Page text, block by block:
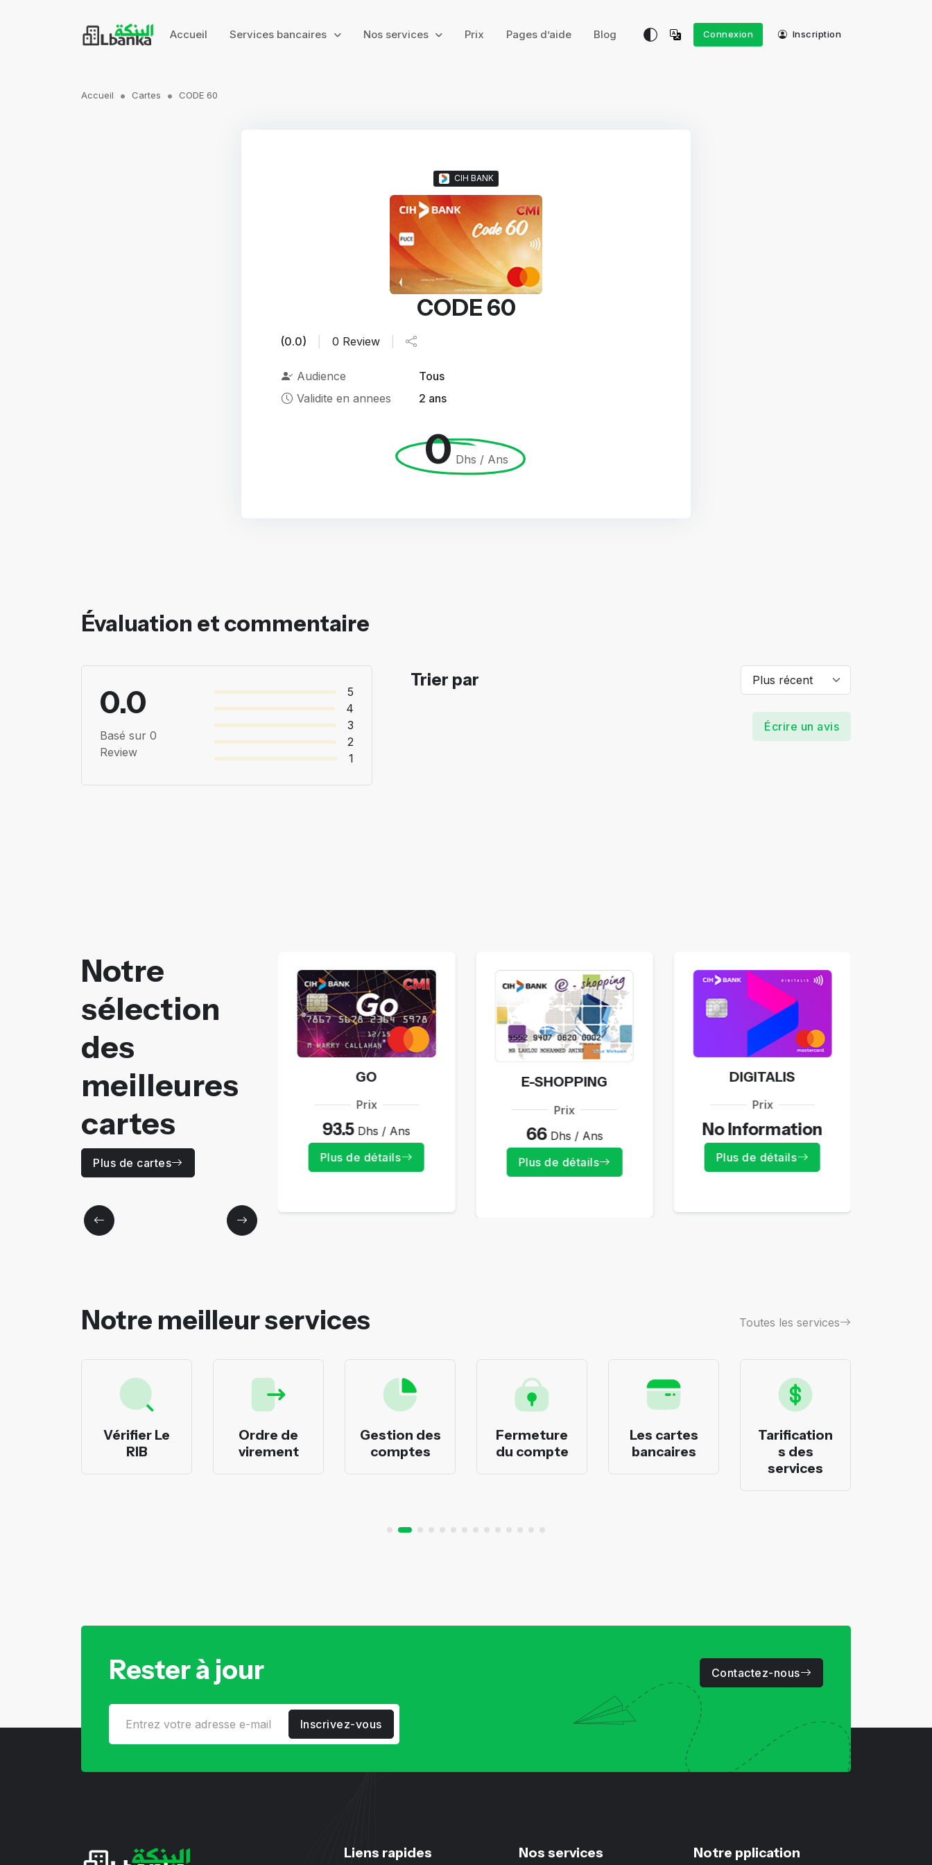
Accueil Services bancaires Nos services Prix Pages d’aide Blog Connexion Inscription
Accueil Cartes CODE 60
CIH BANK
CODE 60
(0.0) 0 Review
Audience
Tous
Validite en annees
2 ans
0 Dhs / Ans
Évaluation et commentaire
0.0
Basé sur 0
Review
5
4
3
2
1
Trier par
Écrire un avis
Notre
sélection
des
meilleures
cartes
Plus de cartes
CODE 30
0 Dhs / Ans
Plus de détails
GO
Prix
93.5 Dhs / Ans
Plus de détails
E-SHOPPING
Prix
66 Dhs / Ans
Plus de détails
DIGITALIS
Prix
No Information
Plus de détails
Notre meilleur services Toutes les services
Vérifier Le
RIB
Ordre de
virement
Gestion des
comptes
Fermeture
du compte
Les cartes
bancaires
Tarification
s des
services
Rester à jour
Inscrivez-vous
Contactez-nous
Liens rapides Nos services Notre pplication